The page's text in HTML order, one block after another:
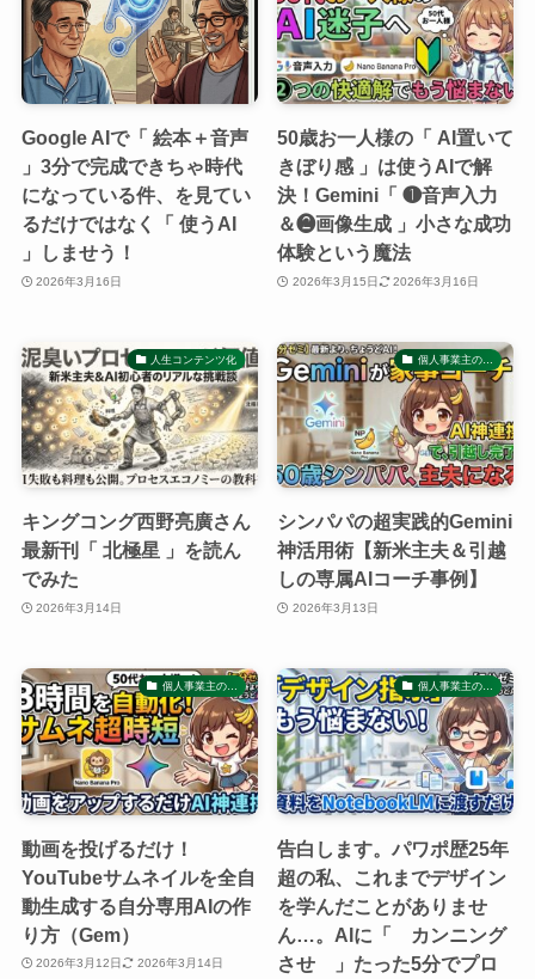
Google AIで「 絵本＋音声
」3分で完成できちゃ時代
になっている件、を見てい
るだけではなく「 使うAI
」しませう！
2026年3月16日
50歳お一人様の「 AI置いて
きぼり感 」は使うAIで解
決！Gemini「 ❶音声入力
＆❷画像生成 」小さな成功
体験という魔法
2026年3月15日 2026年3月16日
人生コンテンツ化
キングコング西野亮廣さん
最新刊「 北極星 」を読ん
でみた
2026年3月14日
個人事業主の…
シンパパの超実践的Gemini
神活用術【新米主夫＆引越
しの専属AIコーチ事例】
2026年3月13日
個人事業主の…
動画を投げるだけ！
YouTubeサムネイルを全自
動生成する自分専用AIの作
り方（Gem）
2026年3月12日 2026年3月14日
個人事業主の…
告白します。パワポ歴25年
超の私、これまでデザイン
を学んだことがありませ
ん…。AIに「 カンニング
させ 」たった5分でプロ